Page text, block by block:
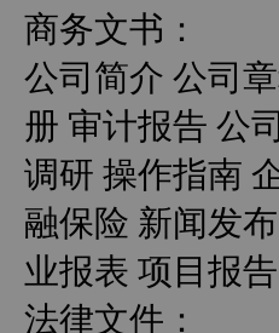
商务文书：
公司简介 公司
册 审计报告 公
调研 操作指南
融保险 新闻发
业报表 项目报
法律文件：